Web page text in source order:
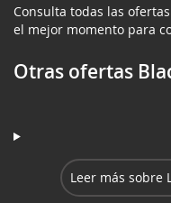
Consulta todas las
el mejor momento para
Otras ofertas
Leer más sobre